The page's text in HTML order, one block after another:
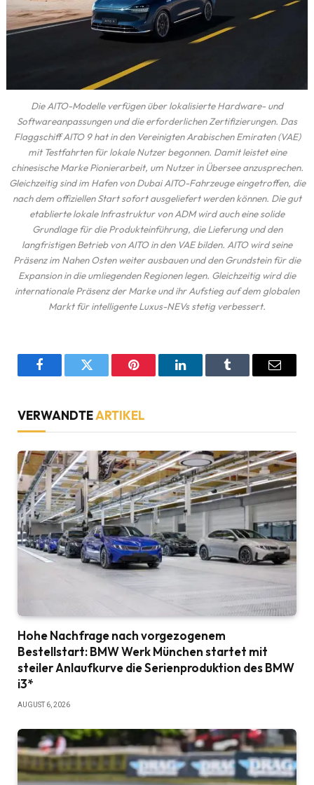
Die AITO-Modelle verfügen über lokalisierte Hardware- und
Softwareanpassungen und die erforderlichen Zertifizierungen. Das
Flaggschiff AITO 9 hat in den Vereinigten Arabischen Emiraten (VAE)
mit Testfahrten für lokale Nutzer begonnen. Damit leistet eine
chinesische Marke Pionierarbeit, um Nutzer in Übersee anzusprechen.
Gleichzeitig sind im Hafen von Dubai AITO-Fahrzeuge eingetroffen, die
nach dem offiziellen Start sofort ausgeliefert werden können. Die gut
etablierte lokale Infrastruktur von ADM wird auch eine solide
Grundlage für die Produkteinführung, die Lieferung und den
langfristigen Betrieb von AITO in den VAE bilden. AITO wird seine
Präsenz im Nahen Osten weiter ausbauen und den Grundstein für die
Expansion in die umliegenden Regionen legen. Gleichzeitig wird die
internationale Präsenz der Marke und ihr Aufstieg auf dem globalen
Markt für intelligente Luxus-NEVs stetig verbessert.
FacebookTwitter Pinterest LinkedInTumblr Email
VERWANDTEARTIKEL
Hohe Nachfrage nach vorgezogenem
Bestellstart: BMW Werk München startet mit
steiler Anlaufkurve die Serienproduktion des BMW
i3*
AUGUST 6, 2026